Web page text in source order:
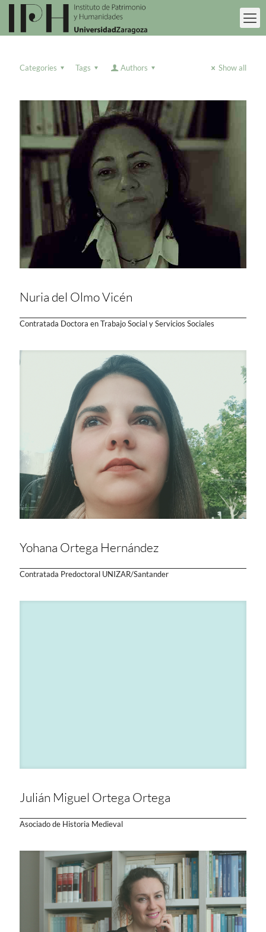
Categories Tags Authors Show all
Nuria del Olmo Vicén
Contratada Doctora en Trabajo Social y Servicios Sociales
Yohana Ortega Hernández
Contratada Predoctoral UNIZAR/Santander
Julián Miguel Ortega Ortega
Asociado de Historia Medieval